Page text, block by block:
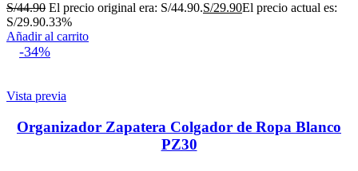
S/44.90 El precio original era: S/44.90.S/29.90El precio actual es:
S/29.90.33%
Añadir al carrito
-34%
Vista previa
Organizador Zapatera Colgador de Ropa Blanco
PZ30